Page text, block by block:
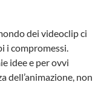
dei videoclip ci
i compromessi.
idee e per ovvi
dell’animazione, non